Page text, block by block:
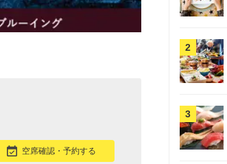
空席確認・予約する